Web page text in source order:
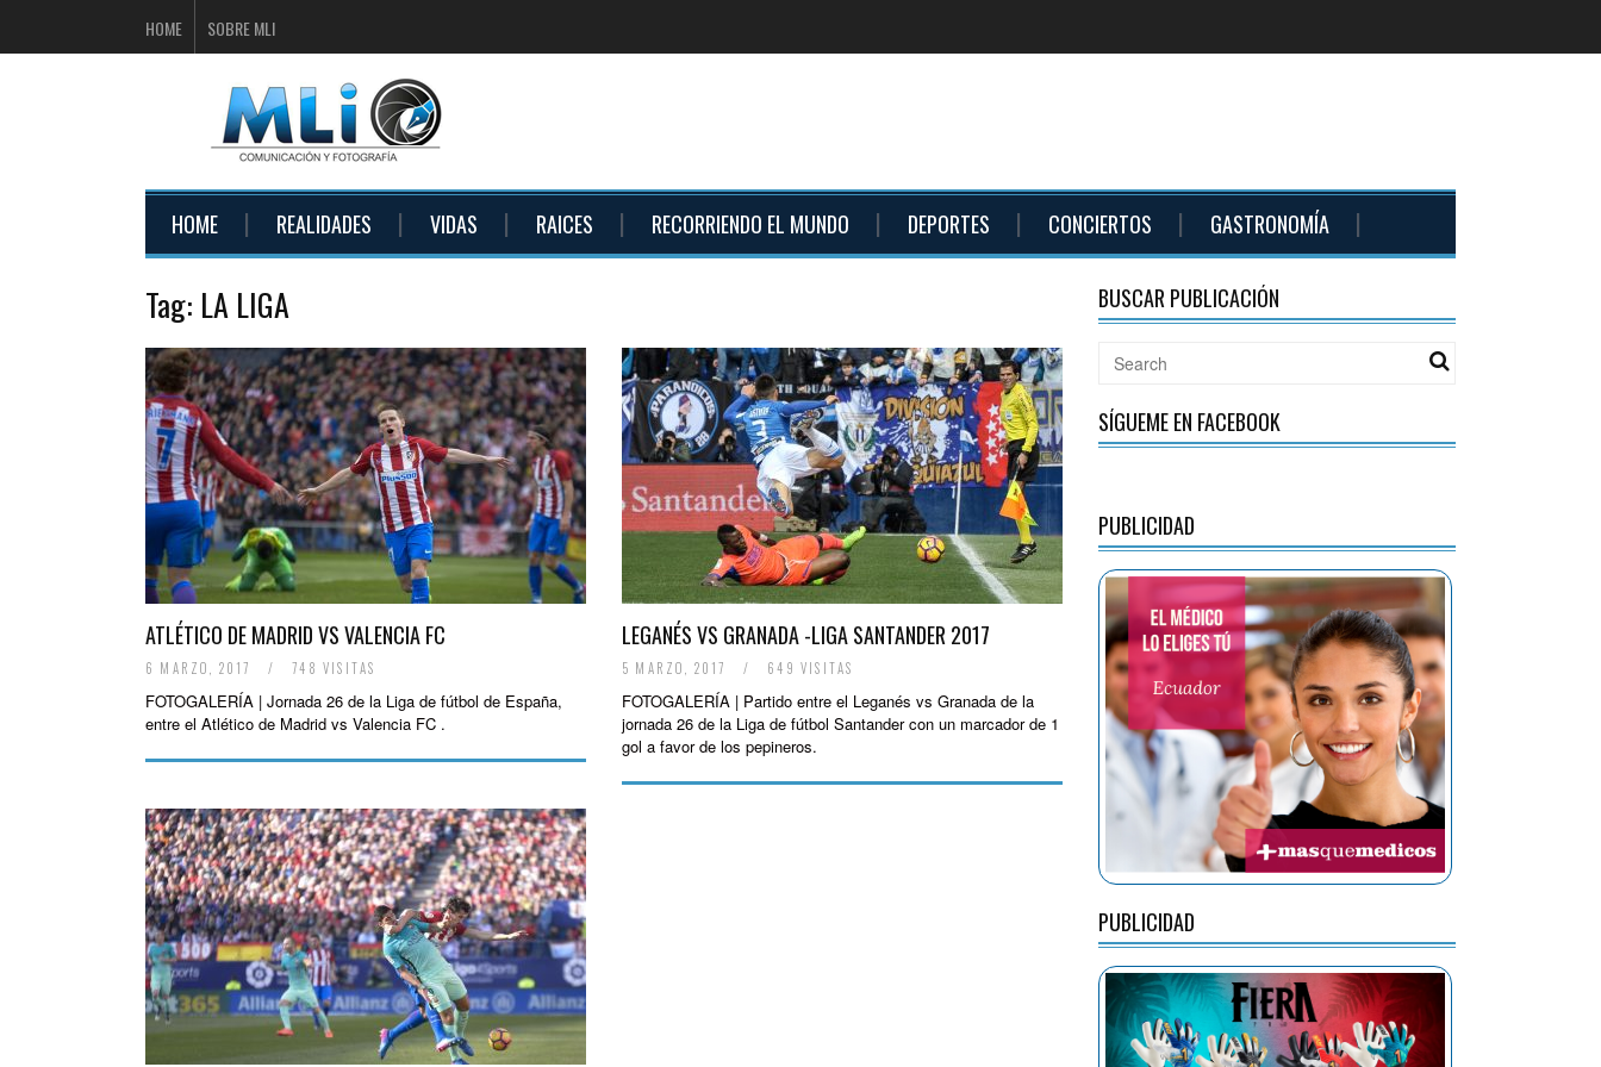
HOME SOBRE MLI
HOME REALIDADES VIDAS RAICES RECORRIENDO EL MUNDO DEPORTES CONCIERTOS GASTRONOMÍA
Tag: LA LIGA
ATLÉTICO DE MADRID VS VALENCIA FC
6 MARZO, 2017 / 748 VISITAS
FOTOGALERÍA | Jornada 26 de la Liga de fútbol de España,
entre el Atlético de Madrid vs Valencia FC .
LEGANÉS VS GRANADA -LIGA SANTANDER 2017
5 MARZO, 2017 / 649 VISITAS
FOTOGALERÍA | Partido entre el Leganés vs Granada de la
jornada 26 de la Liga de fútbol Santander con un marcador de 1
gol a favor de los pepineros.
BUSCAR PUBLICACIÓN
SÍGUEME EN FACEBOOK
PUBLICIDAD
PUBLICIDAD